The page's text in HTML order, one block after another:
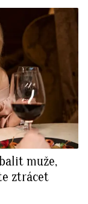
muže,
ztrácet